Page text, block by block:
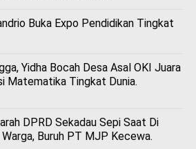
Buka Expo Pendidikan Tingkat
Yidha Bocah Desa Asal OKI Juara
Matematika Tingkat Dunia.
DPRD Sekadau Sepi Saat Di
Buruh PT MJP Kecewa.